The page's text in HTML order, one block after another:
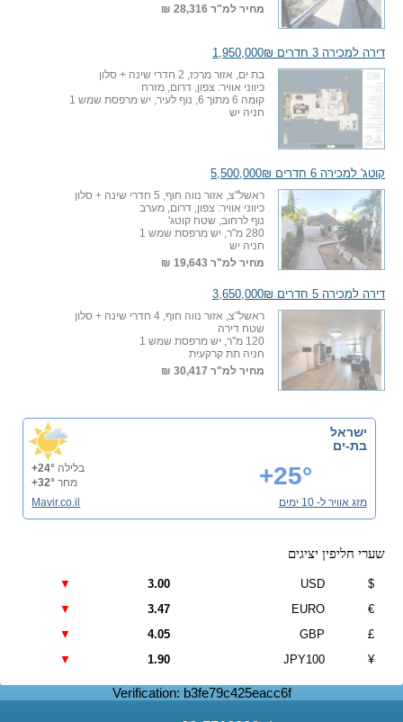
מחיר למ"ר 28,316 ₪
דירה למכירה 3 חדרים 1,950,000₪
בת ים, אזור מרכז, 2 חדרי שינה + סלון
כיווני אוויר: צפון, דרום, מזרח
קומה 6 מתוך 6, נוף לעיר, יש מרפסת שמש 1
חניה יש
קוטג' למכירה 6 חדרים 5,500,000₪
ראשל"צ, אזור נווה חוף, 5 חדרי שינה + סלון
כיווני אוויר: צפון, דרום, מערב
נוף לרחוב, שטח קוטג'
280 מ"ר, יש מרפסת שמש 1
חניה יש
מחיר למ"ר 19,643 ₪
דירה למכירה 5 חדרים 3,650,000₪
ראשל"צ, אזור נווה חוף, 4 חדרי שינה + סלון
שטח דירה
120 מ"ר, יש מרפסת שמש 1
חניה תת קרקעית
מחיר למ"ר 30,417 ₪
ישראל
בת-ים
+25° בלילה +24°
מחר +32°
מזג אוויר ל- 10 ימים
Mavir.co.il
שערי חליפין יציגים
$
USD
3.00
▼
€
EURO
3.47
▼
£
GBP
4.05
▼
¥
JPY100
1.90
▼
Verification: b3fe79c425eacc6f